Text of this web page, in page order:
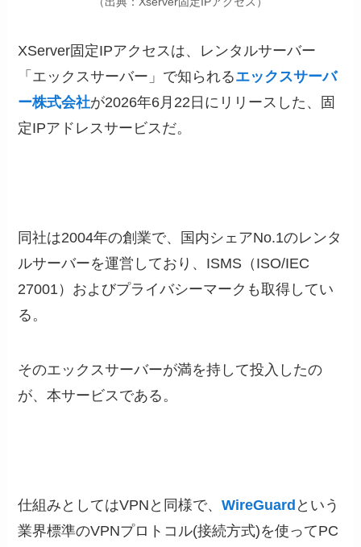
XServer固定IPアクセスは、レンタルサーバー
「エックスサーバー」で知られるエックスサーバ
ー株式会社が2026年6月22日にリリースした、固
定IPアドレスサービスだ。
同社は2004年の創業で、国内シェアNo.1のレンタ
ルサーバーを運営しており、ISMS（ISO/IEC
27001）およびプライバシーマークも取得してい
る。
そのエックスサーバーが満を持して投入したの
が、本サービスである。
仕組みとしてはVPNと同様で、WireGuard という
業界標準のVPNプロトコル(接続方式)を使ってPC